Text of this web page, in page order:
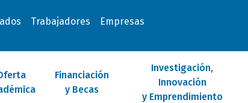
Trabajadores Empresas
Financiación
y Becas
Investigación,
Innovación
y Emprendimiento